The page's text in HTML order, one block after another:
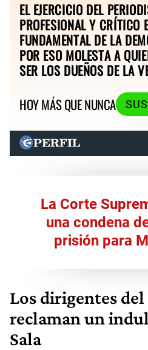
EL EJERCICIO DEL
PROFESIONAL Y CRÍTICO
FUNDAMENTAL DE LA
POR ESO MOLESTA A
SER LOS DUEÑOS DE LA
HOY MÁS QUE NUNCA
La Corte
una condena
prisión para
Los dirigentes del
reclaman un
Sala